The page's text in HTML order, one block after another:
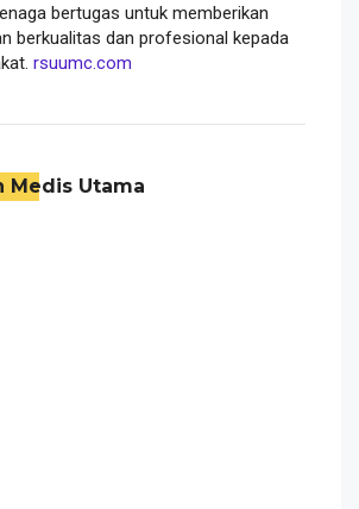
bertugas untuk memberikan
berkualitas dan profesional kepada
rsuumc.com
Medis Utama